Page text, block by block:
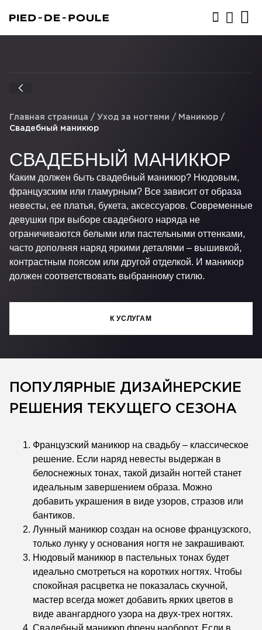
Главная страница / Уход за ногтями / Маникюр /
Свадебный маникюр
СВАДЕБНЫЙ МАНИКЮР
Каким должен быть свадебный маникюр? Нюдовым,
французским или гламурным? Все зависит от образа
невесты, ее платья, букета, аксессуаров. Современные
девушки при выборе свадебного наряда не
ограничиваются белыми или пастельными оттенками,
часто дополняя наряд яркими деталями – вышивкой,
контрастным поясом или другой отделкой. И маникюр
должен соответствовать выбранному стилю.
К УСЛУГАМ
ПОПУЛЯРНЫЕ ДИЗАЙНЕРСКИЕ
РЕШЕНИЯ ТЕКУЩЕГО СЕЗОНА
Французский маникюр на свадьбу – классическое
решение. Если наряд невесты выдержан в
белоснежных тонах, такой дизайн ногтей станет
идеальным завершением образа. Можно
добавить украшения в виде узоров, стразов или
бантиков.
Лунный маникюр создан на основе французского,
только лунку у основания ногтя не закрашивают.
Нюдовый маникюр в пастельных тонах будет
идеально смотреться на коротких ногтях. Чтобы
спокойная расцветка не показалась скучной,
мастер всегда может добавить ярких цветов в
виде авангардного узора на двух-трех ногтях.
Свадебный маникюр френч наоборот. Если в